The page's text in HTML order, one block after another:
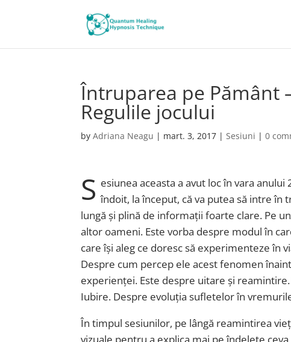
Întruparea pe Pământ
Regulile jocului
byAdriana Neagu | mart. 3, 2017 |Sesiuni |0
S esiunea aceasta a avut loc în vara
îndoit, la început, că va putea să intre în
lungă și plină de informații foarte clare. Pe
altor oameni. Este vorba despre modul în
care își aleg ce doresc să experimenteze în
Despre cum percep ele acest fenomen
experienței. Este despre uitare și
Iubire. Despre evoluția sufletelor în
În timpul sesiunilor, pe lângă reamintirea